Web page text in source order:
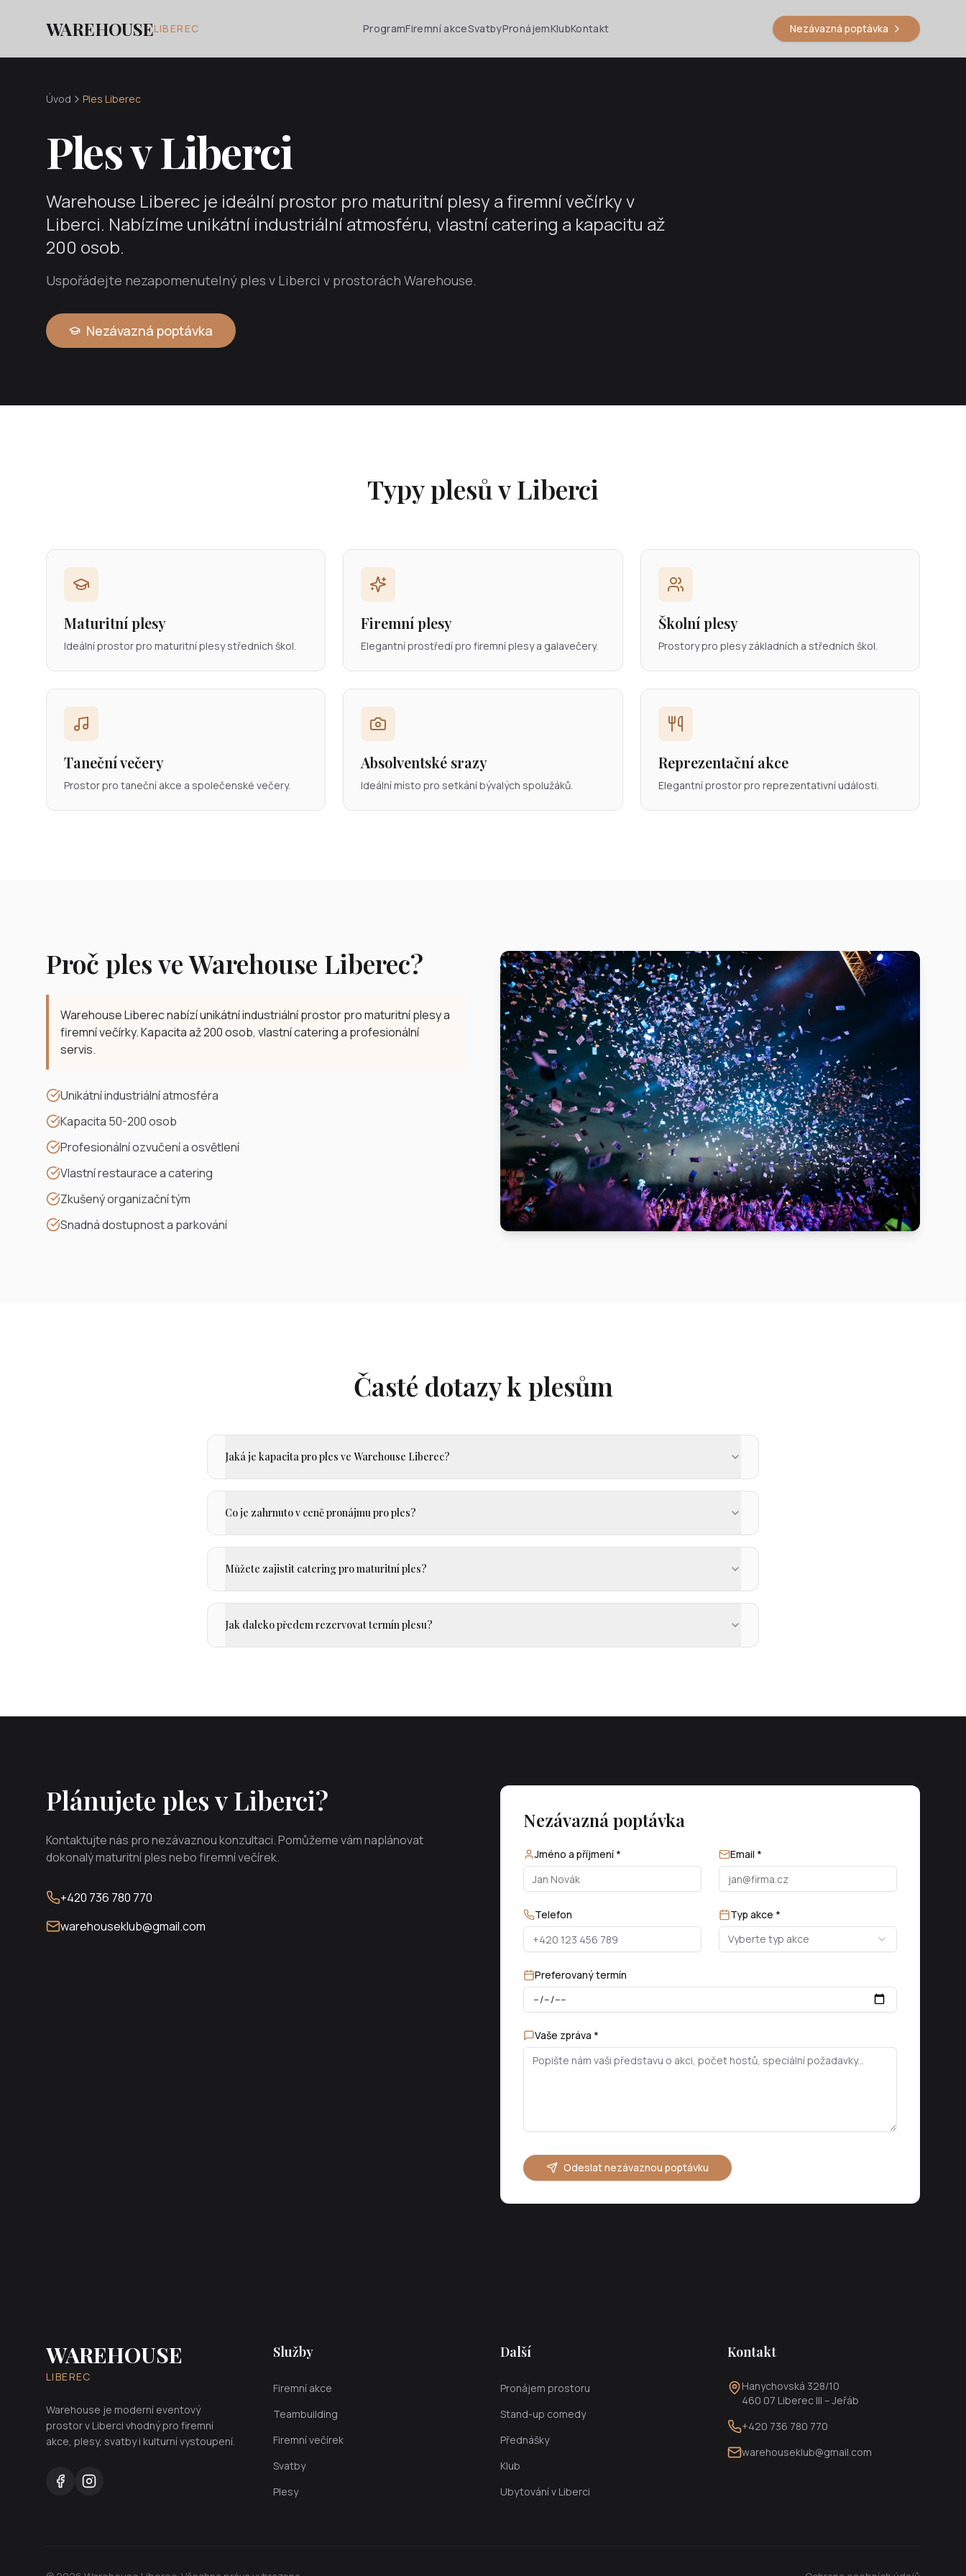
WAREHOUSELIBEREC ProgramFiremní akceSvatbyPronájemKlubKontakt Nezávazná poptávka
Úvod Ples Liberec
Ples v Liberci
Warehouse Liberec je ideální prostor pro maturitní plesy a firemní večírky v
Liberci. Nabízíme unikátní industriální atmosféru, vlastní catering a kapacitu až
200 osob.
Uspořádejte nezapomenutelný ples v Liberci v prostorách Warehouse.
Nezávazná poptávka
Typy plesů v Liberci
Maturitní plesy
Ideální prostor pro maturitní plesy středních škol.
Firemní plesy
Elegantní prostředí pro firemní plesy a galavečery.
Školní plesy
Prostory pro plesy základních a středních škol.
Taneční večery
Prostor pro taneční akce a společenské večery.
Absolventské srazy
Ideální místo pro setkání bývalých spolužáků.
Reprezentační akce
Elegantní prostor pro reprezentativní události.
Proč ples ve Warehouse Liberec?
Warehouse Liberec nabízí unikátní industriální prostor pro maturitní plesy a
firemní večírky. Kapacita až 200 osob, vlastní catering a profesionální
servis.
Unikátní industriální atmosféra
Kapacita 50-200 osob
Profesionální ozvučení a osvětlení
Vlastní restaurace a catering
Zkušený organizační tým
Snadná dostupnost a parkování
Časté dotazy k plesům
Jaká je kapacita pro ples ve Warehouse Liberec?
Co je zahrnuto v ceně pronájmu pro ples?
Můžete zajistit catering pro maturitní ples?
Jak daleko předem rezervovat termín plesu?
Plánujete ples v Liberci?
Kontaktujte nás pro nezávaznou konzultaci. Pomůžeme vám naplánovat
dokonalý maturitní ples nebo firemní večírek.
+420 736 780 770
warehouseklub@gmail.com
Nezávazná poptávka
Jméno a příjmení * Email *
Telefon
Typ akce *
Vyberte typ akce
Preferovaný termín
Vaše zpráva *
Odeslat nezávaznou poptávku
WAREHOUSE
LIBEREC
Warehouse je moderní eventový
prostor v Liberci vhodný pro firemní
akce, plesy, svatby i kulturní vystoupení.
Služby
Firemní akce
Teambuilding
Firemní večírek
Svatby
Plesy
Další
Pronájem prostoru
Stand-up comedy
Přednášky
Klub
Ubytování v Liberci
Kontakt
Hanychovská 328/10
460 07 Liberec III – Jeřáb
+420 736 780 770
warehouseklub@gmail.com